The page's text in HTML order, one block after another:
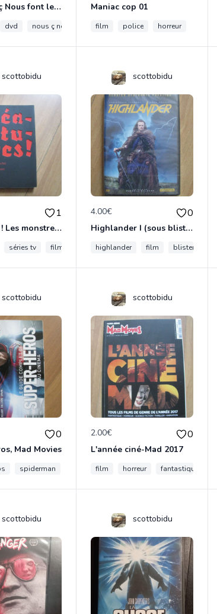
Les Nous ç Nous font leur cinéma
dvd nous ç nous parodie film
Maniac cop 01
film police horreur
post apo
scottobidu
1
Créatures ! Les monstres des séries télé
séries tv films études vampires
scottobidu
4.00€ 0
Highlander I (sous blister)
highlander film blister
scottobidu
0
Mad Movies
spiderman batman films marvel
scottobidu
2.00€ 0
L'année ciné-Mad 2017
film horreur fantastique
scottobidu scottobidu